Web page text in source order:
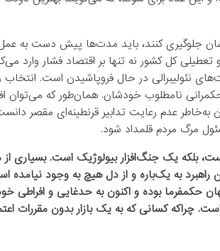
جلوگیری کنند، باید مدت‌ها پیش دست به عمل
تعطیلی کل کشور نه تنها بر اقتصاد فشار وارد
نئولیبرالی در حال فروپاشیدن است. انتخاب
نامطلوب خودشان. همان‌طور که می‌توان
به‌خاطر عدم‌ رعایت تدابیر قرنطینه‌ای مقصر
مرگ مردم قلمداد شود.
بلکه یک جنگ‌افزار بیولوژیک است. بسیاری از
به یک‌باره و از دل هیچ به وجود نیامده
بوده و اکنون به حدغایی و افراطی
چراکه کسانی که به یک بازار بدون مقررات